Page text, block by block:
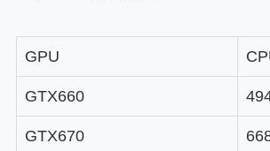
GPU
GTX660
GTX670